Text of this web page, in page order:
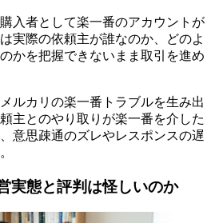
入者として楽一番のアカウントが
実際の依頼主が誰なのか、どのよ
かを把握できないまま取引を進め
ルカリの楽一番トラブルを生み出
主とのやり取りが楽一番を介した
意思疎通のズレやレスポンスの遅
実態と評判は怪しいのか